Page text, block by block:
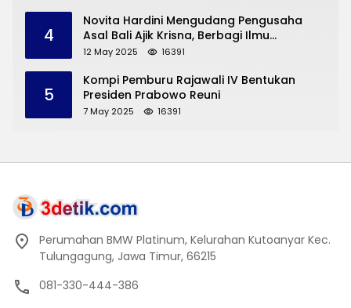
4
Novita Hardini Mengudang Pengusaha
Asal Bali Ajik Krisna, Berbagi Ilmu
Pengembangan Pariwisata dan UMKM
12 May 2025 16391
5
Kompi Pemburu Rajawali IV Bentukan
Presiden Prabowo Reuni
7 May 2025 16391
Perumahan BMW Platinum, Kelurahan Kutoanyar Kec.
Tulungagung, Jawa Timur, 66215
081-330-444-386